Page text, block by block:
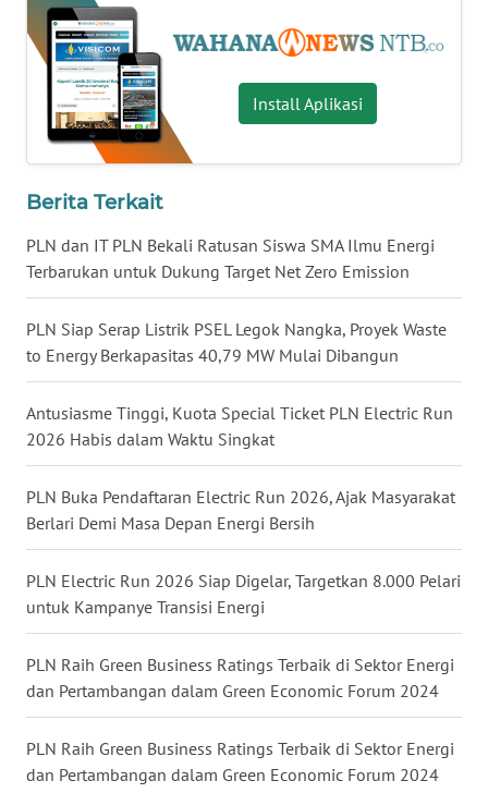
Install Aplikasi
Berita Terkait
PLN dan IT PLN Bekali Ratusan Siswa SMA Ilmu Energi
Terbarukan untuk Dukung Target Net Zero Emission
PLN Siap Serap Listrik PSEL Legok Nangka, Proyek Waste
to Energy Berkapasitas 40,79 MW Mulai Dibangun
Antusiasme Tinggi, Kuota Special Ticket PLN Electric Run
2026 Habis dalam Waktu Singkat
PLN Buka Pendaftaran Electric Run 2026, Ajak Masyarakat
Berlari Demi Masa Depan Energi Bersih
PLN Electric Run 2026 Siap Digelar, Targetkan 8.000 Pelari
untuk Kampanye Transisi Energi
PLN Raih Green Business Ratings Terbaik di Sektor Energi
dan Pertambangan dalam Green Economic Forum 2024
PLN Raih Green Business Ratings Terbaik di Sektor Energi
dan Pertambangan dalam Green Economic Forum 2024
WN
JATENG
WN
NUSANTARA
WN
WN
JATIM
WN
BALI
WN
WN
WN
KALSEL
WN
KALTIM